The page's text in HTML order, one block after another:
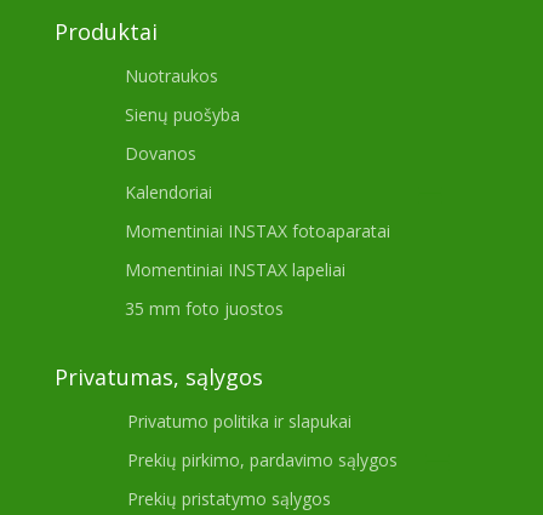
Produktai
Nuotraukos
Sienų puošyba
Dovanos
Kalendoriai
Momentiniai INSTAX fotoaparatai
Momentiniai INSTAX lapeliai
35 mm foto juostos
Privatumas, sąlygos
Privatumo politika ir slapukai
Prekių pirkimo, pardavimo sąlygos
Prekių pristatymo sąlygos